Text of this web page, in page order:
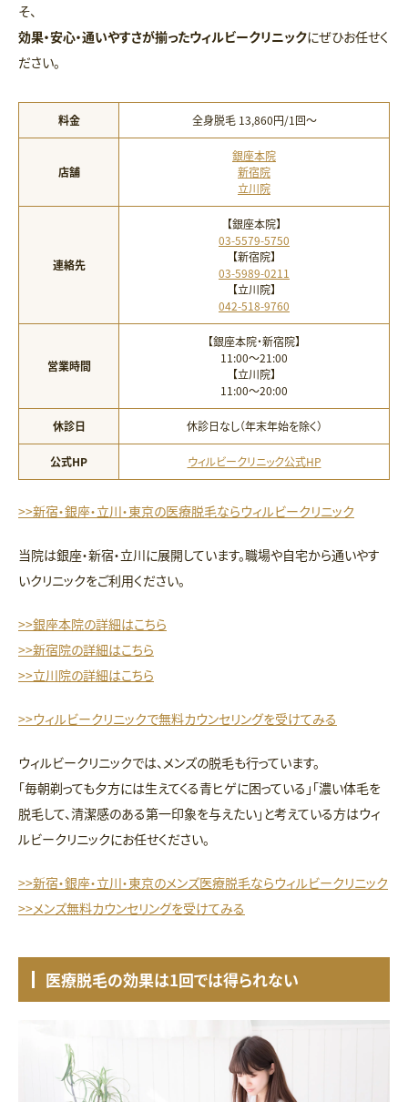
そ、
効果・安心・通いやすさが揃ったウィルビークリニックにぜひお任せく
ださい。
料金 全身脱毛 13,860円/1回〜
店舗
銀座本院
新宿院
立川院
連絡先
【銀座本院】
03-5579-5750
【新宿院】
03-5989-0211
【立川院】
042-518-9760
営業時間
【銀座本院・新宿院】
11:00〜21:00
【立川院】
11:00〜20:00
休診日 休診日なし（年末年始を除く）
公式HP ウィルビークリニック公式HP
>>新宿・銀座・立川・東京の医療脱毛ならウィルビークリニック
当院は銀座・新宿・立川に展開しています。職場や自宅から通いやす
いクリニックをご利用ください。
>>銀座本院の詳細はこちら
>>新宿院の詳細はこちら
>>立川院の詳細はこちら
>>ウィルビークリニックで無料カウンセリングを受けてみる
ウィルビークリニックでは、メンズの脱毛も行っています。
「毎朝剃っても夕方には生えてくる青ヒゲに困っている」「濃い体毛を
脱毛して、清潔感のある第一印象を与えたい」と考えている方はウィ
ルビークリニックにお任せください。
>>新宿・銀座・立川・東京のメンズ医療脱毛ならウィルビークリニック
>>メンズ無料カウンセリングを受けてみる
医療脱毛の効果は1回では得られない